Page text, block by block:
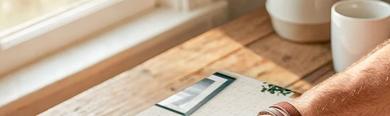
4,8 (basierend auf +15.000 Bewertungen)
Unsere Geschenke begeistern. Kunden bewerten uns mit 4,8 bei Google Reviews
+49 39292 929695
Montag - Freitag : 8:30 - 17:00 Uhr
Samstag - Sonntag : 8:30 - 13:00 Uhr